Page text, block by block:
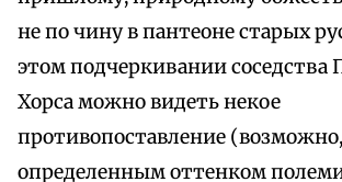
не по чину в пантеоне старых
этом подчеркивании соседства
Хорса можно видеть некое
противопоставление
определенным оттенком